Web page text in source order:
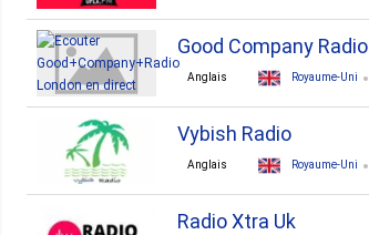
Good Company Radio
Anglais Royaume-Uni
Vybish Radio
Anglais Royaume-Uni
Radio Xtra Uk